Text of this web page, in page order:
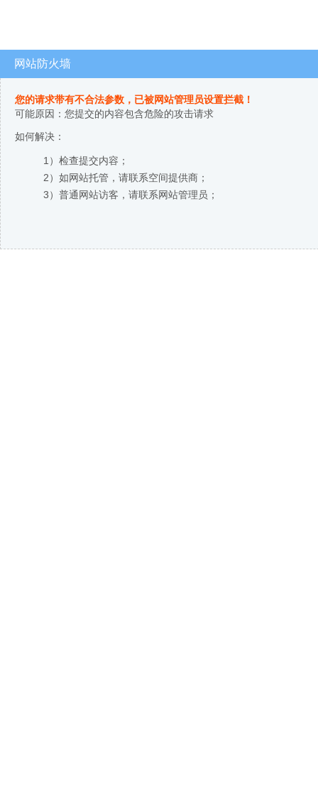
网站防火墙
您的请求带有不合法参数，已被网站管理员设置拦截！
可能原因：您提交的内容包含危险的攻击请求
如何解决：
1）检查提交内容；
2）如网站托管，请联系空间提供商；
3）普通网站访客，请联系网站管理员；